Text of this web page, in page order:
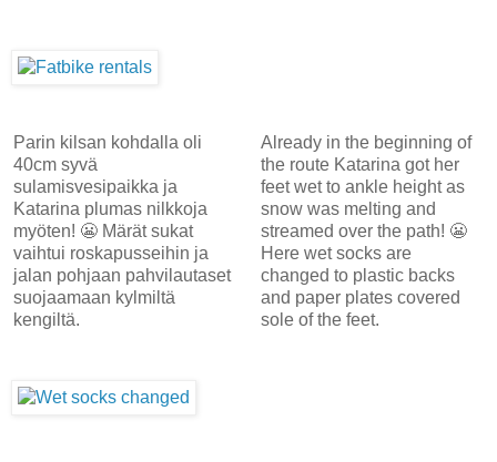
Parin kilsan kohdalla oli
40cm syvä
sulamisvesipaikka ja
Katarina plumas nilkkoja
myöten! 😬 Märät sukat
vaihtui roskapusseihin ja
jalan pohjaan pahvilautaset
suojaamaan kylmiltä
kengiltä.
Already in the beginning of
the route Katarina got her
feet wet to ankle height as
snow was melting and
streamed over the path! 😬
Here wet socks are
changed to plastic backs
and paper plates covered
sole of the feet.